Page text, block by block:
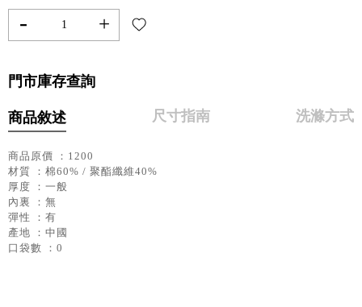
- +
門市庫存查詢
商品敘述 尺寸指南 洗滌方式
商品原價 ：1200
材質 ：棉60% / 聚酯纖維40%
厚度 ：一般
內裏 ：無
彈性 ：有
產地 ：中國
口袋數 ：0